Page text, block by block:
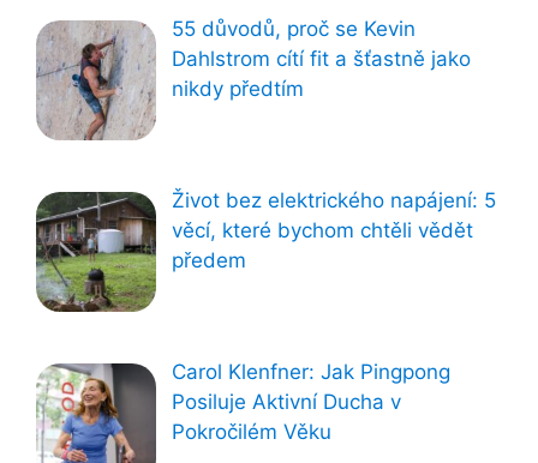
55 důvodů, proč se Kevin
Dahlstrom cítí fit a šťastně jako
nikdy předtím
Život bez elektrického napájení: 5
věcí, které bychom chtěli vědět
předem
Carol Klenfner: Jak Pingpong
Posiluje Aktivní Ducha v
Pokročilém Věku